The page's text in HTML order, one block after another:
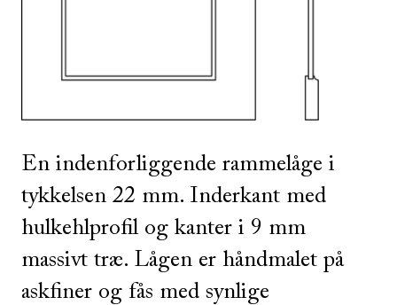
En indenforliggende rammelåge i
tykkelsen 22 mm. Inderkant med
hulkehlprofil og kanter i 9 mm
massivt træ. Lågen er håndmalet på
askfiner og fås med synlige